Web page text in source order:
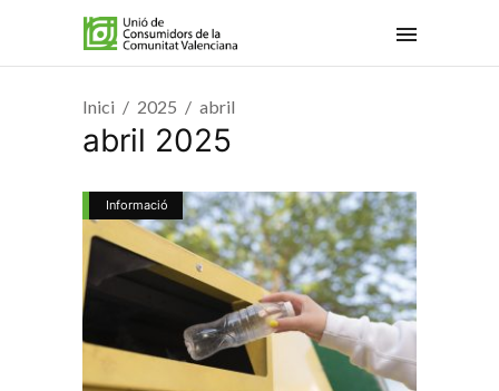
Inici 2025 abril
abril 2025
Informació